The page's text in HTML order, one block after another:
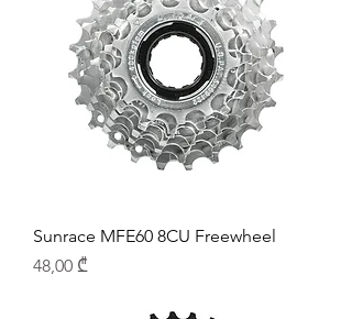
Sunrace MFE60 8CU Freewheel
Price
48,00 ₾